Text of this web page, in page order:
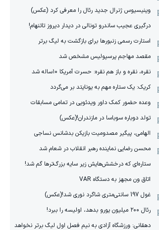
وینیسیوس ژنرال جدید رئال را معرفی کرد (عکس)
درگیری عجیب ساندرو تونالی در دیدار دیروز تاتنهام!
استارت رسمی زنبورها برای بازگشت به لیگ برتر
مقصد مهاجم پرسپولیس مشخص شد
نقره، نقره و باز هم نقره: حسرت آمریکا ۱۰‌ساله شد
کریک: یک ستاره مهم به یونایتد بر می‌گردد
وعده حضور کمک داور ویدئویی در تمامی مسابقات
تولد دوباره سوباسا در مازندران!(عکس)
الهامی، پیگیر مصدومیت بازیکن بدشانس نساجی
محسن رضایی نماینده رهبر انقلاب در شعام شد
ستاره‌ای که درخشش‌هایش زیر سایه بزرگ‌ترها گم شد!
اتاق ون مجهز به دستگاه VAR
غول 197 سانتی‌متری شاگرد نوری شد!(عکس)
رئال ۲۰۰ میلیون یورو بدهد، اولیسه را ببرد!
دهقانی: ورزشگاه آزادی به نیم فصل اول لیگ برتر نخواهد